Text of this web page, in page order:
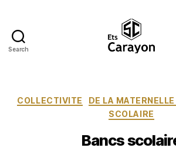
Search
COLLECTIVITE
DE LA
SCOLAIRE
Bancs